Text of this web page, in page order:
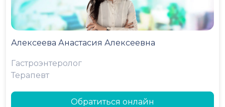
Алексеева Анастасия Алексеевна
Гастроэнтеролог
Терапевт
Обратиться онлайн